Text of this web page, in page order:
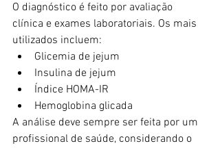
O diagnóstico é feito por avaliação
clínica e exames laboratoriais. Os mais
utilizados incluem:
Glicemia de jejum
Insulina de jejum
Índice HOMA-IR
Hemoglobina glicada
A análise deve sempre ser feita por um
profissional de saúde, considerando o